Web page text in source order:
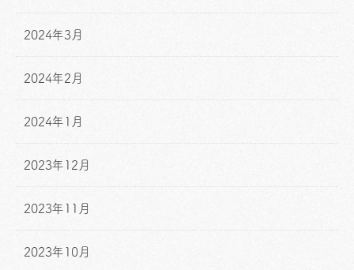
2024年3月
2024年2月
2024年1月
2023年12月
2023年11月
2023年10月